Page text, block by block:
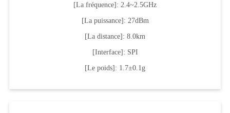
[La fréquence]: 2.4~2.5GHz
[La puissance]: 27dBm
[La distance]: 8.0km
[Interface]: SPI
[Le poids]: 1.7±0.1g